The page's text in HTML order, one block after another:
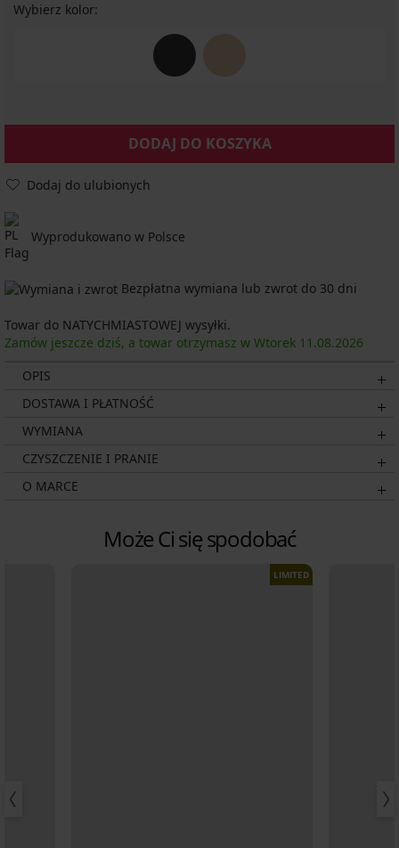
Wybierz kolor:
DODAJ DO KOSZYKA
Dodaj do ulubionych
Wyprodukowano w Polsce
Bezpłatna wymiana lub zwrot do 30 dni
Towar do NATYCHMIASTOWEJ wysyłki.
Zamów jeszcze dziś, a towar otrzymasz w Wtorek 11.08.2026
OPIS
DOSTAWA I PŁATNOŚĆ
WYMIANA
CZYSZCZENIE I PRANIE
O MARCE
Może Ci się spodobać
LIMITED